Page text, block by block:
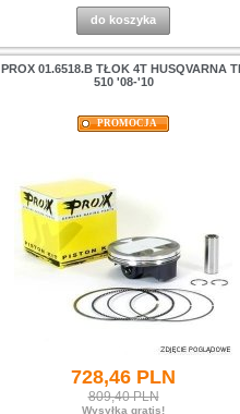
do koszyka
PROX 01.6518.B TŁOK 4T HUSQVARNA
510 '08-'10
PROMOCJA
728,46 PLN
809,40 PLN
Wysyłka gratis!